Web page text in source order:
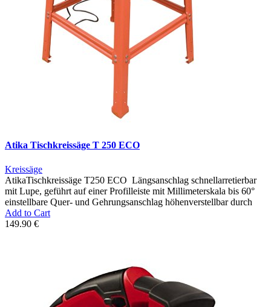
Atika Tischkreissäge T 250 ECO
Kreissäge
AtikaTischkreissäge T250 ECO Längsanschlag schnellarretierbar
mit Lupe, geführt auf einer Profilleiste mit Millimeterskala bis 60°
einstellbare Quer- und Gehrungsanschlag höhenverstellbar durch
Add to Cart
149.90 €